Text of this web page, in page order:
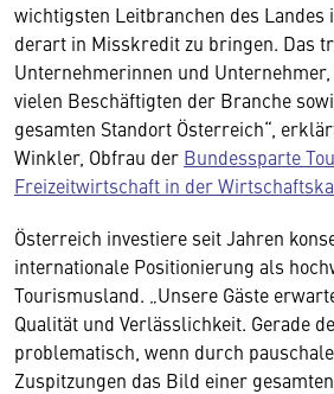
wichtigsten Leitbranchen des
derart in Misskredit zu bringen. Das
Unternehmerinnen und
vielen Beschäftigten der Branche
gesamten Standort Österreich“,
Winkler, Obfrau der Bundessparte
Freizeitwirtschaft in der
Österreich investiere seit Jahren
internationale Positionierung als
Tourismusland. „Unsere Gäste
Qualität und Verlässlichkeit. Gerade
problematisch, wenn durch
Zuspitzungen das Bild einer